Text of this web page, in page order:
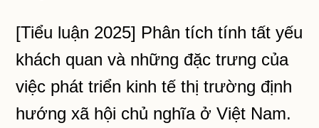
[Tiểu luận 2025] Phân tích tính tất yếu
khách quan và những đặc trưng của
việc phát triển kinh tế thị trường định
hướng xã hội chủ nghĩa ở Việt Nam.